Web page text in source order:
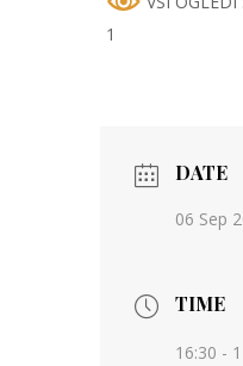
1
DATE
06 Sep
TIME
16:30 -